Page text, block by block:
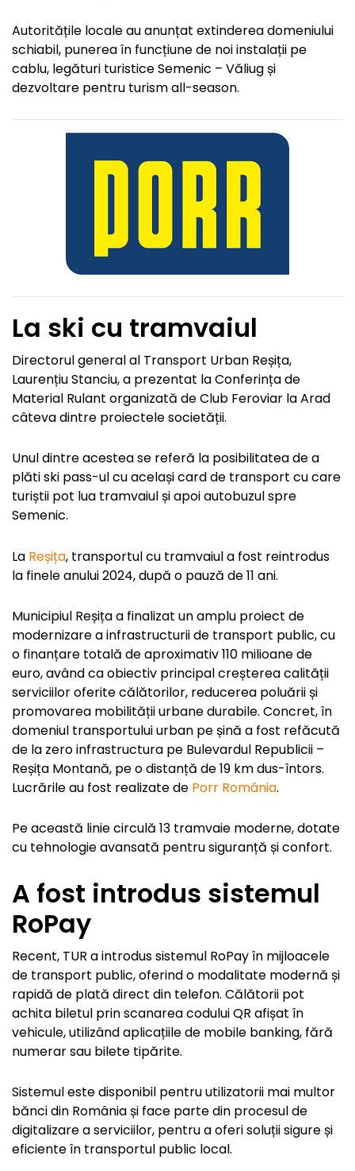
Autoritățile locale au anunțat extinderea domeniului
schiabil, punerea în funcțiune de noi instalații pe
cablu, legături turistice Semenic – Văliug și
dezvoltare pentru turism all-season.
La ski cu tramvaiul
Directorul general al Transport Urban Reșița,
Laurențiu Stanciu, a prezentat la Conferința de
Material Rulant organizată de Club Feroviar la Arad
câteva dintre proiectele societății.
Unul dintre acestea se referă la posibilitatea de a
plăti ski pass-ul cu același card de transport cu care
turiștii pot lua tramvaiul și apoi autobuzul spre
Semenic.
La Reșița, transportul cu tramvaiul a fost reintrodus
la finele anului 2024, după o pauză de 11 ani.
Municipiul Reșița a finalizat un amplu proiect de
modernizare a infrastructurii de transport public, cu
o finanțare totală de aproximativ 110 milioane de
euro, având ca obiectiv principal creșterea calității
serviciilor oferite călătorilor, reducerea poluării și
promovarea mobilității urbane durabile. Concret, în
domeniul transportului urban pe șină a fost refăcută
de la zero infrastructura pe Bulevardul Republicii –
Reșița Montană, pe o distanță de 19 km dus-întors.
Lucrările au fost realizate de Porr România.
Pe această linie circulă 13 tramvaie moderne, dotate
cu tehnologie avansată pentru siguranță și confort.
A fost introdus sistemul
RoPay
Recent, TUR a introdus sistemul RoPay în mijloacele
de transport public, oferind o modalitate modernă și
rapidă de plată direct din telefon. Călătorii pot
achita biletul prin scanarea codului QR afișat în
vehicule, utilizând aplicațiile de mobile banking, fără
numerar sau bilete tipărite.
Sistemul este disponibil pentru utilizatorii mai multor
bănci din România și face parte din procesul de
digitalizare a serviciilor, pentru a oferi soluții sigure și
eficiente în transportul public local.